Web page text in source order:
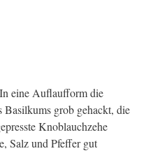
eine Auflaufform die
Basilkums grob gehackt, die
Knoblauchzehe
Salz und Pfeffer gut